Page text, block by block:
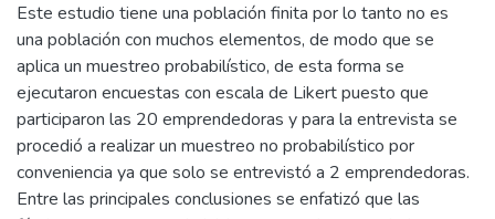
Este estudio tiene una población finita por lo tanto no es
una población con muchos elementos, de modo que se
aplica un muestreo probabilístico, de esta forma se
ejecutaron encuestas con escala de Likert puesto que
participaron las 20 emprendedoras y para la entrevista se
procedió a realizar un muestreo no probabilístico por
conveniencia ya que solo se entrevistó a 2 emprendedoras.
Entre las principales conclusiones se enfatizó que las